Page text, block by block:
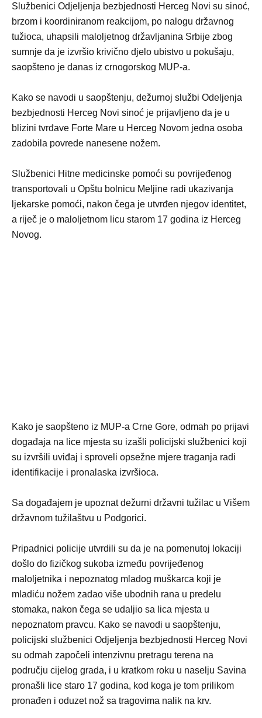
Službenici Odjeljenja bezbjednosti Herceg Novi su sinoć,
brzom i koordiniranom reakcijom, po nalogu državnog
tužioca, uhapsili maloljetnog državljanina Srbije zbog
sumnje da je izvršio krivično djelo ubistvo u pokušaju,
saopšteno je danas iz crnogorskog MUP-a.
Kako se navodi u saopštenju, dežurnoj službi Odeljenja
bezbjednosti Herceg Novi sinoć je prijavljeno da je u
blizini tvrđave Forte Mare u Herceg Novom jedna osoba
zadobila povrede nanesene nožem.
Službenici Hitne medicinske pomoći su povrijeđenog
transportovali u Opštu bolnicu Meljine radi ukazivanja
ljekarske pomoći, nakon čega je utvrđen njegov identitet,
a riječ je o maloljetnom licu starom 17 godina iz Herceg
Novog.
Kako je saopšteno iz MUP-a Crne Gore, odmah po prijavi
događaja na lice mjesta su izašli policijski službenici koji
su izvršili uviđaj i sproveli opsežne mjere traganja radi
identifikacije i pronalaska izvršioca.
Sa događajem je upoznat dežurni državni tužilac u Višem
državnom tužilaštvu u Podgorici.
Pripadnici policije utvrdili su da je na pomenutoj lokaciji
došlo do fizičkog sukoba između povrijeđenog
maloljetnika i nepoznatog mladog muškarca koji je
mladiću nožem zadao više ubodnih rana u predelu
stomaka, nakon čega se udaljio sa lica mjesta u
nepoznatom pravcu. Kako se navodi u saopštenju,
policijski službenici Odjeljenja bezbjednosti Herceg Novi
su odmah započeli intenzivnu pretragu terena na
području cijelog grada, i u kratkom roku u naselju Savina
pronašli lice staro 17 godina, kod koga je tom prilikom
pronađen i oduzet nož sa tragovima nalik na krv.